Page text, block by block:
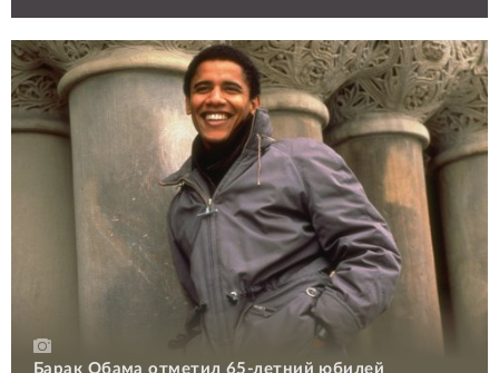
Барак Обама отметил 65-летний юбилей